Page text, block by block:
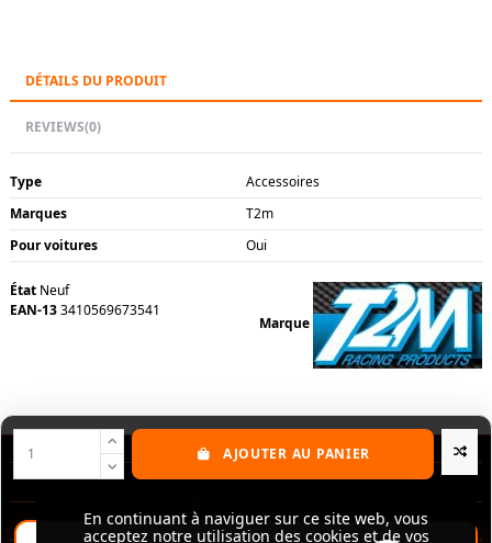
AJOUTER AU PANIER
En continuant à naviguer sur ce site web, vous
acceptez notre utilisation des cookies et de vos
DÉTAILS DU PRODUIT
REVIEWS(0)
Type
Accessoires
Marques
T2m
Pour voitures
Oui
Marque
État Neuf
EAN-133410569673541
Nos produits
En continuant à naviguer sur ce site web, vous
acceptez notre utilisation des cookies et de vos